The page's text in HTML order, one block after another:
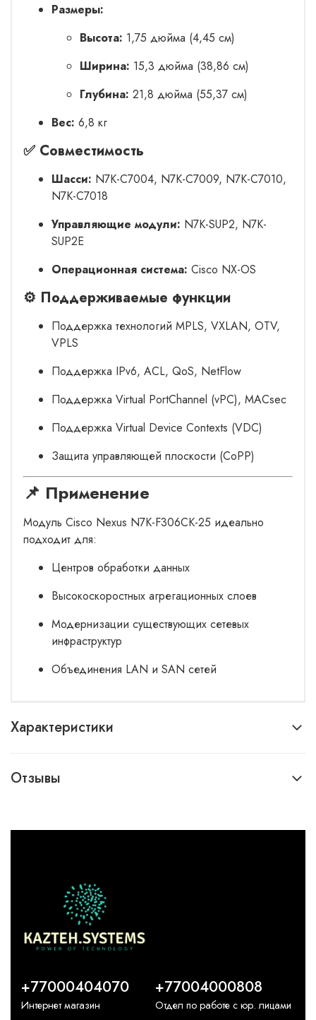
Размеры:
Высота: 1,75 дюйма (4,45 см)
Ширина: 15,3 дюйма (38,86 см)
Глубина: 21,8 дюйма (55,37 см)
Вес: 6,8 кг
✅ Совместимость
Шасси: N7K-C7004, N7K-C7009, N7K-C7010,
N7K-C7018
Управляющие модули: N7K-SUP2, N7K-
SUP2E
Операционная система: Cisco NX-OS
⚙️ Поддерживаемые функции
Поддержка технологий MPLS, VXLAN, OTV,
VPLS
Поддержка IPv6, ACL, QoS, NetFlow
Поддержка Virtual PortChannel (vPC), MACsec
Поддержка Virtual Device Contexts (VDC)
Защита управляющей плоскости (CoPP)
📌 Применение
Модуль Cisco Nexus N7K-F306CK-25 идеально
подходит для:
Центров обработки данных
Высокоскоростных агрегационных слоев
Модернизации существующих сетевых
инфраструктур
Объединения LAN и SAN сетей
Характеристики
Отзывы
+77000404070
Интернет магазин
+77004000808
Отдел по работе с юр. лицами